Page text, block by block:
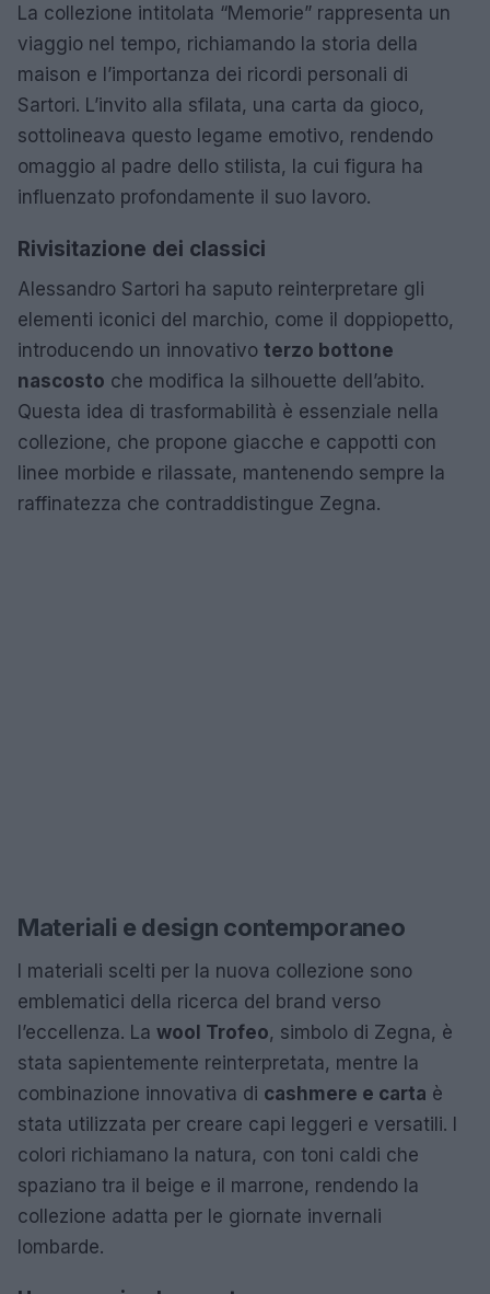
La collezione intitolata “Memorie” rappresenta un
viaggio nel tempo, richiamando la storia della
maison e l’importanza dei ricordi personali di
Sartori. L’invito alla sfilata, una carta da gioco,
sottolineava questo legame emotivo, rendendo
omaggio al padre dello stilista, la cui figura ha
influenzato profondamente il suo lavoro.
Rivisitazione dei classici
Alessandro Sartori ha saputo reinterpretare gli
elementi iconici del marchio, come il doppiopetto,
introducendo un innovativo terzo bottone
nascosto che modifica la silhouette dell’abito.
Questa idea di trasformabilità è essenziale nella
collezione, che propone giacche e cappotti con
linee morbide e rilassate, mantenendo sempre la
raffinatezza che contraddistingue Zegna.
Materiali e design contemporaneo
I materiali scelti per la nuova collezione sono
emblematici della ricerca del brand verso
l’eccellenza. La wool Trofeo, simbolo di Zegna, è
stata sapientemente reinterpretata, mentre la
combinazione innovativa di cashmere e carta è
stata utilizzata per creare capi leggeri e versatili. I
colori richiamano la natura, con toni caldi che
spaziano tra il beige e il marrone, rendendo la
collezione adatta per le giornate invernali
lombarde.